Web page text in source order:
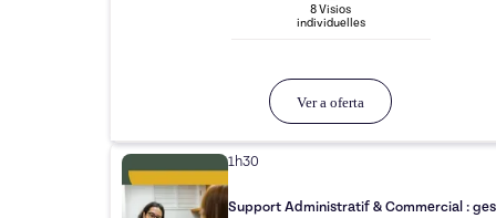
8Visios
individuelles
Ver a oferta
1h30
Support Administratif & Commercial :